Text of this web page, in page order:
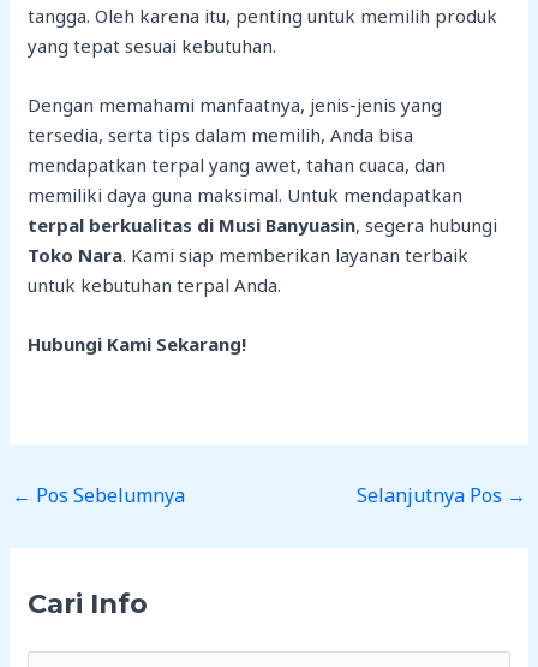
tangga. Oleh karena itu, penting untuk memilih produk
yang tepat sesuai kebutuhan.
Dengan memahami manfaatnya, jenis-jenis yang
tersedia, serta tips dalam memilih, Anda bisa
mendapatkan terpal yang awet, tahan cuaca, dan
memiliki daya guna maksimal. Untuk mendapatkan
terpal berkualitas di Musi Banyuasin, segera hubungi
Toko Nara. Kami siap memberikan layanan terbaik
untuk kebutuhan terpal Anda.
Hubungi Kami Sekarang!
← Pos Sebelumnya Selanjutnya Pos →
Cari Info